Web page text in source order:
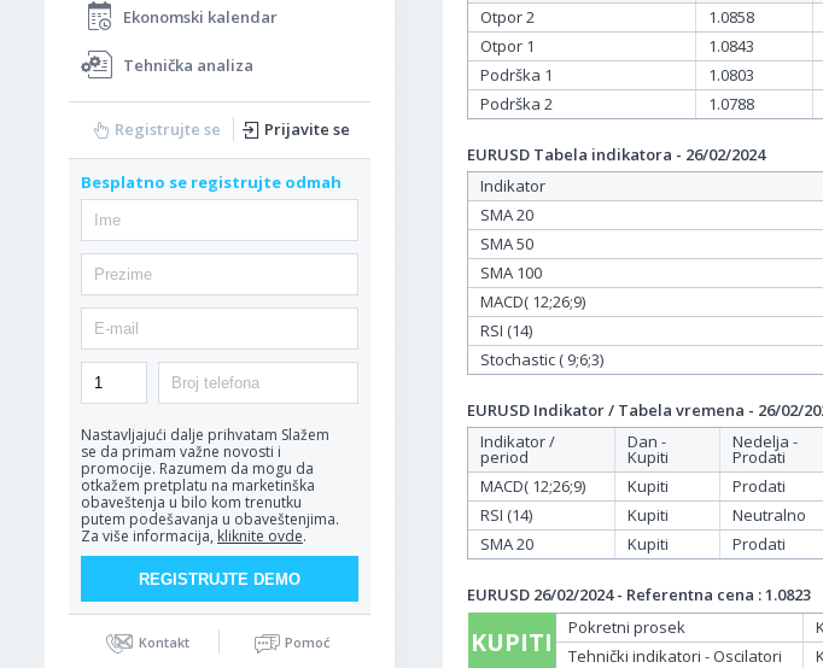
Ekonomski kalendar
Tehnička analiza
Registrujte se Prijavite se
Besplatno se registrujte odmah
Nastavljajući dalje prihvatam Slažem
se da primam važne novosti i
promocije. Razumem da mogu da
otkažem pretplatu na marketinška
obaveštenja u bilo kom trenutku
putem podešavanja u obaveštenjima.
Za više informacija, kliknite ovde.
Kontakt Pomoć
Otpor 2
1.0858
Otpor 1
1.0843
Podrška 1
1.0803
Podrška 2
1.0788
EURUSD Tabela indikatora - 26/02/2024
Indikator
SMA 20
SMA 50
SMA 100
MACD( 12;26;9)
RSI (14)
Stochastic ( 9;6;3)
EURUSD Indikator / Tabela vremena - 26/02/
Indikator /
period
Dan -
Kupiti
Nedelja -
Prodati
MACD( 12;26;9)
Kupiti Prodati
RSI (14)
Kupiti Neutralno
SMA 20
Kupiti Prodati
EURUSD 26/02/2024 - Referentna cena : 1.0823
KUPITI Pokretni prosek
Tehnički indikatori - Oscilatori